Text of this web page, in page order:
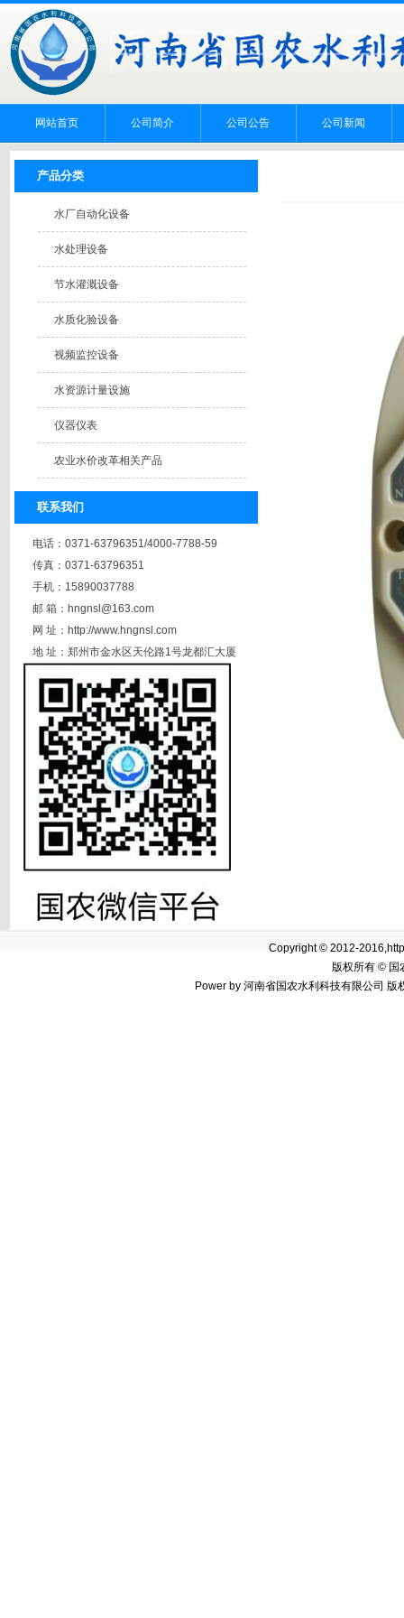
网站首页 公司简介 公司公告 公司新闻
产品分类
水厂自动化设备
水处理设备
节水灌溉设备
水质化验设备
视频监控设备
水资源计量设施
仪器仪表
农业水价改革相关产品
联系我们
电话：0371-63796351/4000-7788-59
传真：0371-63796351
手机：15890037788
邮 箱：hngnsl@163.com
网 址：http://www.hngnsl.com
地 址：郑州市金水区天伦路1号龙都汇大厦
Copyright © 2012-
版权所有 © 国
Power by 河南省国农水利科技有限公司